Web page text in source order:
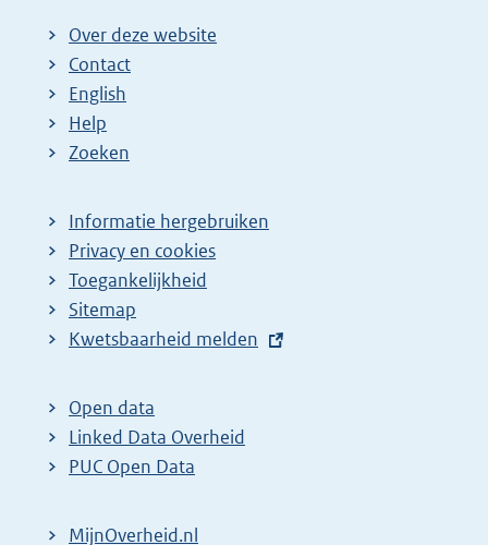
Over deze website
Contact
English
Help
Zoeken
Informatie hergebruiken
Privacy en cookies
Toegankelijkheid
Sitemap
E
t
e
r
Kwetsbaarheid melden
Open data
Linked Data Overheid
PUC Open Data
MijnOverheid.nl